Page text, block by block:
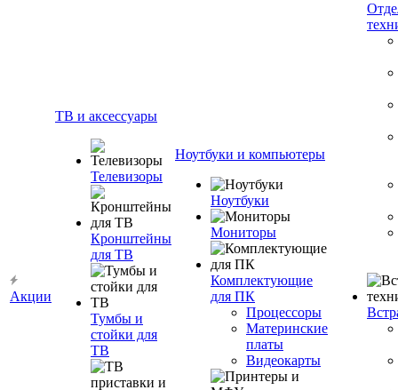
Акции
ТВ и аксессуары
Телевизоры
Кронштейны
для ТВ
Тумбы и
стойки для
ТВ
Ноутбуки и компьютеры
Ноутбуки
Мониторы
Комплектующие
для ПК
Процессоры
Материнские
платы
Видеокарты